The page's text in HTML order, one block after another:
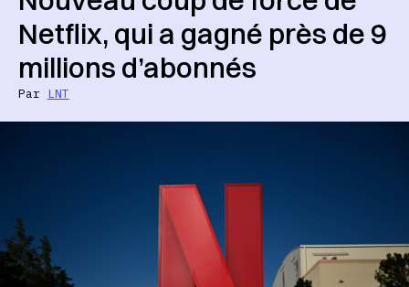
Netflix, qui a gagné près de 9
millions d’abonnés
Par LNT